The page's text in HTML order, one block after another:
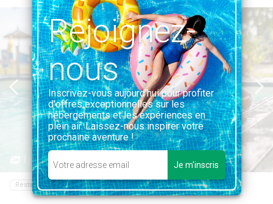
1/5
Restaurant Bar Epicerie Navigazione
Rejoignez-
nous
Inscrivez-vous aujourd'hui pour profiter
d'offres exceptionnelles sur les
hébergements et les expériences en
plein air. Laissez-nous inspirer votre
prochaine aventure !
Je m'inscris